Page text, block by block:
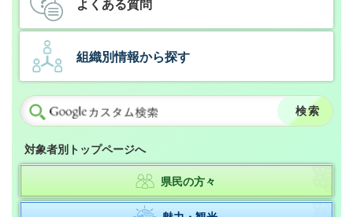
よくある質問
組織別情報から探す
対象者別トップページへ
県民の方々